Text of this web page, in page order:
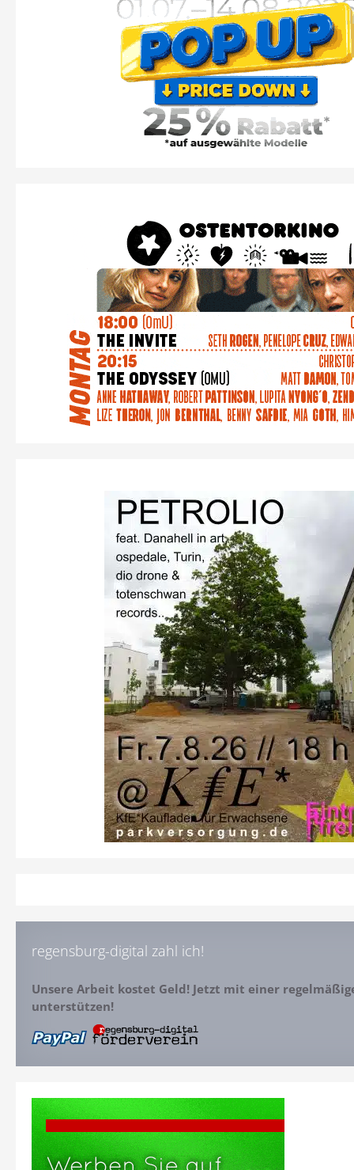
regensburg-digital zahl ich!
Unsere Arbeit kostet Geld! Jetzt mit einer
unterstützen!